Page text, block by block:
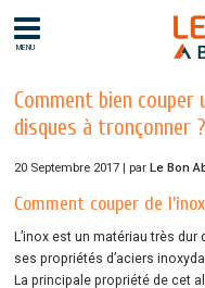
MENU
Comment bien couper
disques à tronçonner ?
20 Septembre 2017 | parLe Bon
Comment couper de l’inox
L’inox est un matériau très
ses propriétés d’aciers
La principale propriété de cet